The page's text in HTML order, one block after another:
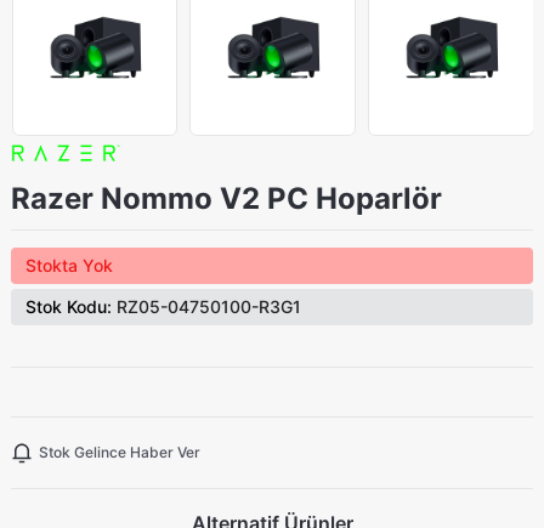
Razer Nommo V2 PC Hoparlör
Stokta Yok
Stok Kodu: RZ05-04750100-R3G1
Stok Gelince Haber Ver